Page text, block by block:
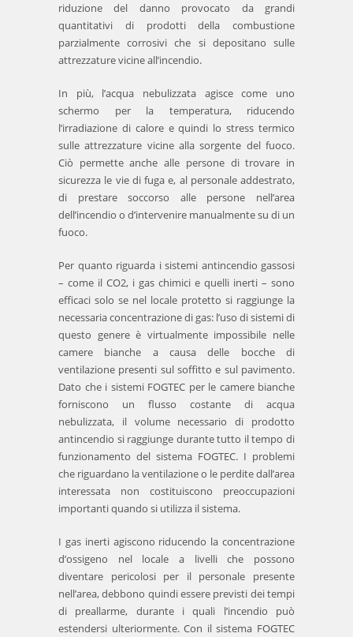
riduzione del danno provocato da grandi
quantitativi di prodotti della combustione
parzialmente corrosivi che si depositano sulle
attrezzature vicine all’incendio.
In più, l’acqua nebulizzata agisce come uno
schermo per la temperatura, riducendo
l’irradiazione di calore e quindi lo stress termico
sulle attrezzature vicine alla sorgente del fuoco.
Ciò permette anche alle persone di trovare in
sicurezza le vie di fuga e, al personale addestrato,
di prestare soccorso alle persone nell’area
dell’incendio o d’intervenire manualmente su di un
fuoco.
Per quanto riguarda i sistemi antincendio gassosi
– come il CO2, i gas chimici e quelli inerti – sono
efficaci solo se nel locale protetto si raggiunge la
necessaria concentrazione di gas: l’uso di sistemi di
questo genere è virtualmente impossibile nelle
camere bianche a causa delle bocche di
ventilazione presenti sul soffitto e sul pavimento.
Dato che i sistemi FOGTEC per le camere bianche
forniscono un flusso costante di acqua
nebulizzata, il volume necessario di prodotto
antincendio si raggiunge durante tutto il tempo di
funzionamento del sistema FOGTEC. I problemi
che riguardano la ventilazione o le perdite dall’area
interessata non costituiscono preoccupazioni
importanti quando si utilizza il sistema.
I gas inerti agiscono riducendo la concentrazione
d’ossigeno nel locale a livelli che possono
diventare pericolosi per il personale presente
nell’area, debbono quindi essere previsti dei tempi
di preallarme, durante i quali l’incendio può
estendersi ulteriormente. Con il sistema FOGTEC